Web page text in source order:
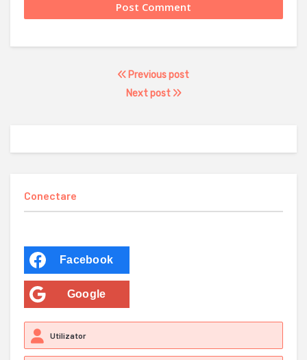
Previous post
Next post
Conectare
Facebook
Google